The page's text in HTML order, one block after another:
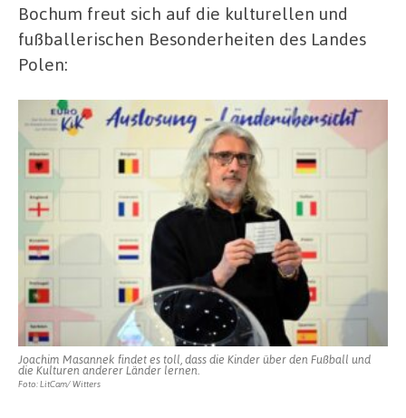
Bochum freut sich auf die kulturellen und
fußballerischen Besonderheiten des Landes
Polen:
Joachim Masannek findet es toll, dass die Kinder über den Fußball und
die Kulturen anderer Länder lernen.
Foto: LitCam/ Witters